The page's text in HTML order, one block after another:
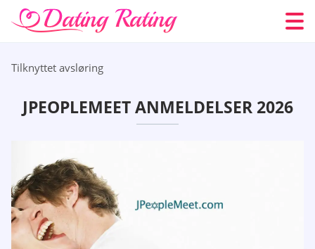
Tilknyttet avsløring
JPEOPLEMEET ANMELDELSER 2026